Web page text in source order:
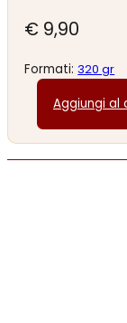
€ 9,90
Formati:320 gr
Aggiungi al